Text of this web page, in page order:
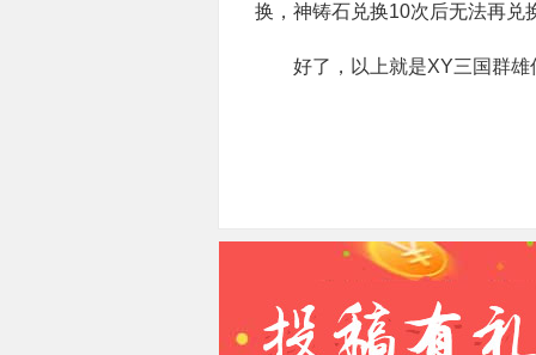
换，神铸石兑换10次后无法再兑
好了，以上就是XY三国群雄传